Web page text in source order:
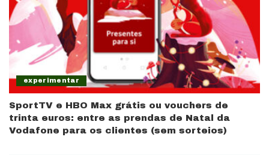
experimentar
SportTV e HBO Max grátis ou vouchers de
trinta euros: entre as prendas de Natal da
Vodafone para os clientes (sem sorteios)